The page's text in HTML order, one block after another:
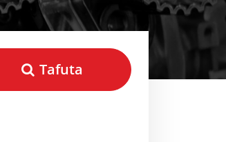
Tafuta